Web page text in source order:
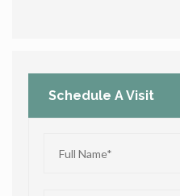
Schedule A Visit